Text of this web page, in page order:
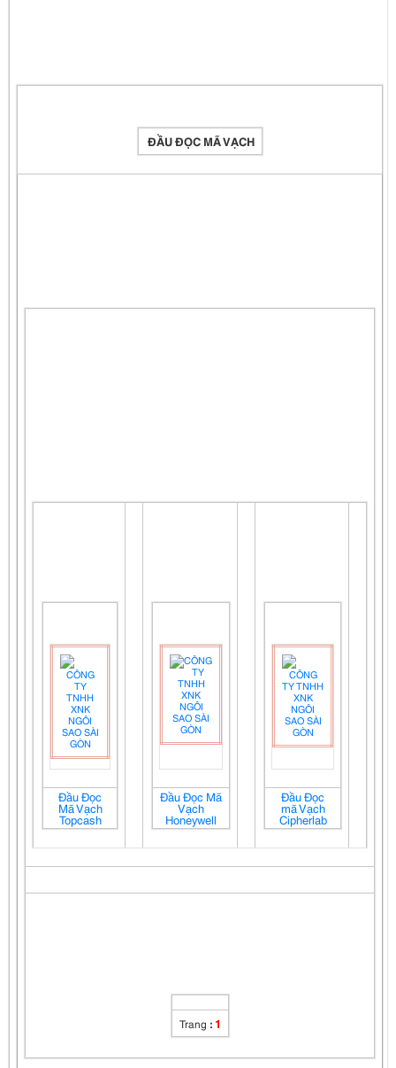
ĐẦU ĐỌC MÃ VẠCH
Đầu Đọc
Mã Vạch
Topcash
Đầu Đọc Mã
Vạch
Honeywell
Đầu Đọc
mã Vạch
Cipherlab
Trang : 1